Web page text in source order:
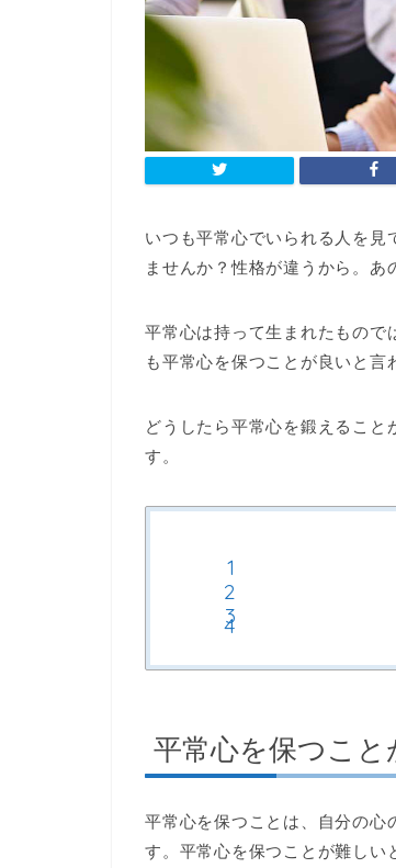
いつも平常心でいられる人を見
ませんか？性格が違うから。あ
平常心は持って生まれたもので
も平常心を保つことが良いと言
どうしたら平常心を鍛えること
す。
平常心を保つこと
平常心を保つことは、自分の心
す。平常心を保つことが難しい